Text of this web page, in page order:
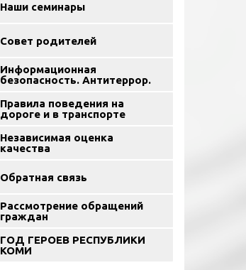
Наши семинары
Совет родителей
Информационная
безопасность. Антитеррор.
Правила поведения на
дороге и в транспорте
Независимая оценка
качества
Обратная связь
Рассмотрение обращений
граждан
ГОД ГЕРОЕВ РЕСПУБЛИКИ
КОМИ